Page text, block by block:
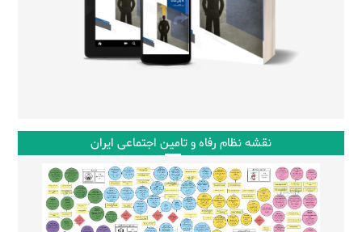
نقشه نظام رفاه و تامین اجتماعی ایران